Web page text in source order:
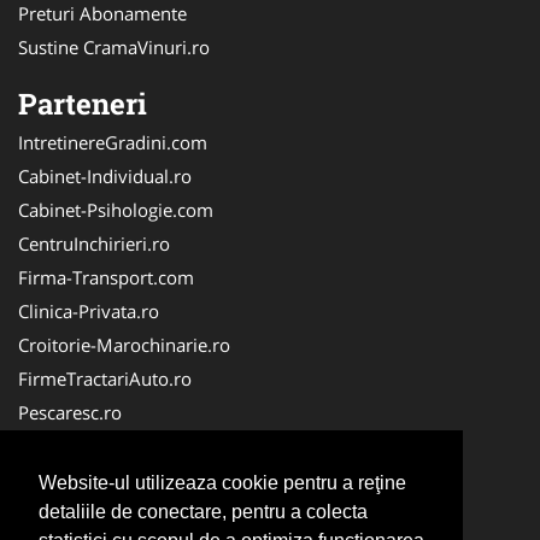
Website-ul utilizeaza cookie pentru a reţine
detaliile de conectare, pentru a colecta
Preturi Abonamente
Sustine CramaVinuri.ro
Parteneri
IntretinereGradini.com
Cabinet-Individual.ro
Cabinet-Psihologie.com
CentruInchirieri.ro
Firma-Transport.com
Clinica-Privata.ro
Croitorie-Marochinarie.ro
FirmeTractariAuto.ro
Pescaresc.ro
Alpinist-Utilitar.com
Cardiologul.ro